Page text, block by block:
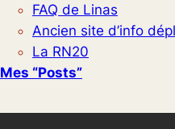
FAQ de Linas
Ancien site d’info
La RN20
Mes “posts”